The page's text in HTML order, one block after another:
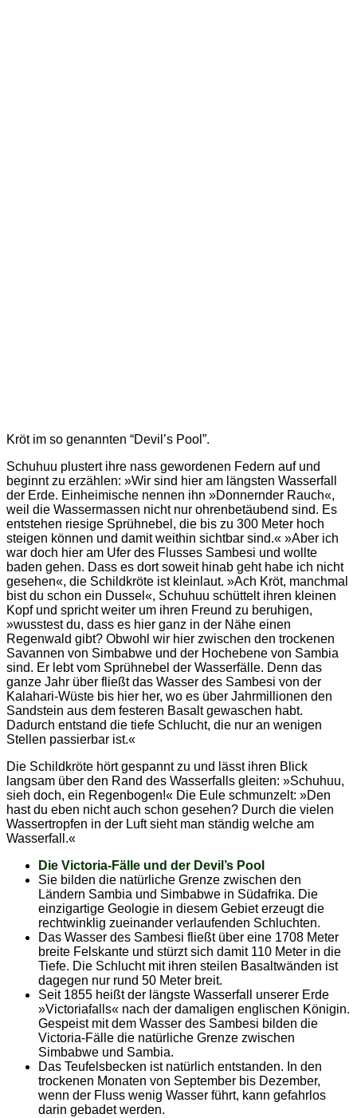
Kröt im so genannten “Devil’s Pool”.
Schuhuu plustert ihre nass gewordenen Federn auf und
beginnt zu erzählen: »Wir sind hier am längsten Wasserfall
der Erde. Einheimische nennen ihn »Donnernder Rauch«,
weil die Wassermassen nicht nur ohrenbetäubend sind. Es
entstehen riesige Sprühnebel, die bis zu 300 Meter hoch
steigen können und damit weithin sichtbar sind.« »Aber ich
war doch hier am Ufer des Flusses Sambesi und wollte
baden gehen. Dass es dort soweit hinab geht habe ich nicht
gesehen«, die Schildkröte ist kleinlaut. »Ach Kröt, manchmal
bist du schon ein Dussel«, Schuhuu schüttelt ihren kleinen
Kopf und spricht weiter um ihren Freund zu beruhigen,
»wusstest du, dass es hier ganz in der Nähe einen
Regenwald gibt? Obwohl wir hier zwischen den trockenen
Savannen von Simbabwe und der Hochebene von Sambia
sind. Er lebt vom Sprühnebel der Wasserfälle. Denn das
ganze Jahr über fließt das Wasser des Sambesi von der
Kalahari-Wüste bis hier her, wo es über Jahrmillionen den
Sandstein aus dem festeren Basalt gewaschen habt.
Dadurch entstand die tiefe Schlucht, die nur an wenigen
Stellen passierbar ist.«
Die Schildkröte hört gespannt zu und lässt ihren Blick
langsam über den Rand des Wasserfalls gleiten: »Schuhuu,
sieh doch, ein Regenbogen!« Die Eule schmunzelt: »Den
hast du eben nicht auch schon gesehen? Durch die vielen
Wassertropfen in der Luft sieht man ständig welche am
Wasserfall.«
Die Victoria-Fälle und der Devil’s Pool
Sie bilden die natürliche Grenze zwischen den
Ländern Sambia und Simbabwe in Südafrika. Die
einzigartige Geologie in diesem Gebiet erzeugt die
rechtwinklig zueinander verlaufenden Schluchten.
Das Wasser des Sambesi fließt über eine 1708 Meter
breite Felskante und stürzt sich damit 110 Meter in die
Tiefe. Die Schlucht mit ihren steilen Basaltwänden ist
dagegen nur rund 50 Meter breit.
Seit 1855 heißt der längste Wasserfall unserer Erde
»Victoriafalls« nach der damaligen englischen Königin.
Gespeist mit dem Wasser des Sambesi bilden die
Victoria-Fälle die natürliche Grenze zwischen
Simbabwe und Sambia.
Das Teufelsbecken ist natürlich entstanden. In den
trockenen Monaten von September bis Dezember,
wenn der Fluss wenig Wasser führt, kann gefahrlos
darin gebadet werden.